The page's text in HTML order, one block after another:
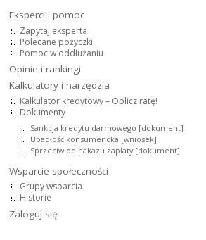
Eksperci i pomoc
Zapytaj eksperta
Polecane pożyczki
Pomoc w oddłużaniu
Opinie i rankingi
Kalkulatory i narzędzia
Kalkulator kredytowy – Oblicz ratę!
Dokumenty
Sankcja kredytu darmowego [dokument]
Upadłość konsumencka [wniosek]
Sprzeciw od nakazu zapłaty [dokument]
Wsparcie społeczności
Grupy wsparcia
Historie
Zaloguj się